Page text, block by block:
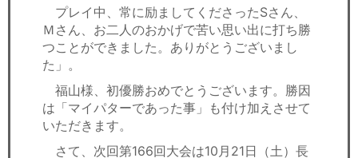
プレイ中、常に励ましてくださったSさん、
Ｍさん、お二人のおかげで苦い思い出に打ち勝
つことができました。ありがとうございまし
た」。
福山様、初優勝おめでとうございます。勝因
は「マイパターであった事」も付け加えさせて
いただきます。
さて、次回第166回大会は10月21日（土）長